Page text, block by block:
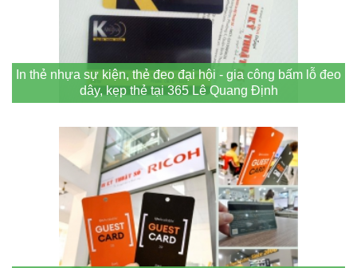
In thẻ nhựa sự kiện, thẻ đeo đại hội - gia công bấm lỗ đeo
dây, kẹp thẻ tại 365 Lê Quang Định